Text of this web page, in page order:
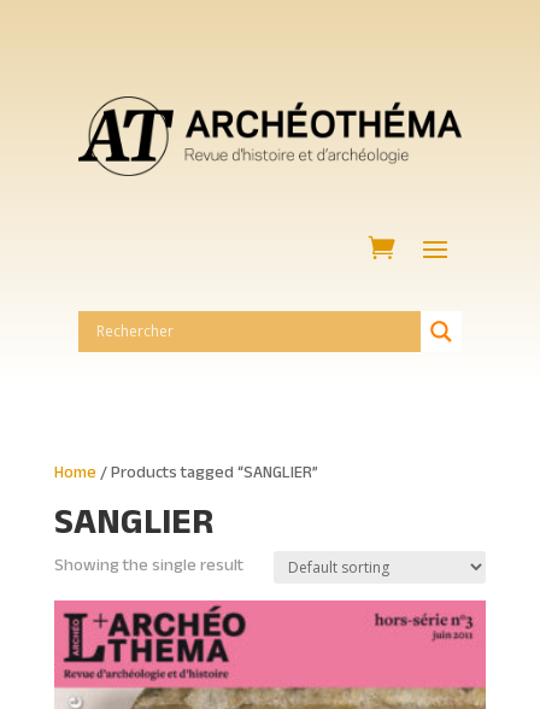
Home / Products tagged “SANGLIER”
SANGLIER
Showing the single result